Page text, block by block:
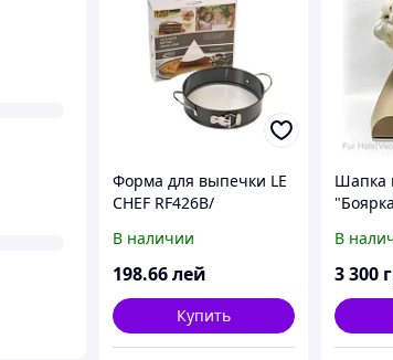
Форма для выпечки LE
CHEF RF426B/
стекл. дном 24 см+ручк
В наличии
198.66лей
Купить
Шапка
В
3 300